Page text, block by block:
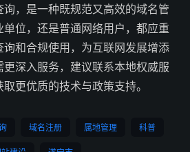
，是一种既规范又高效的域名管
位，还是普通网络用户，都应重
和合规使用，为互联网发展增添
深入服务，建议联系本地权威服
更优质的技术与政策支持。
域名注册 属地管理 科普